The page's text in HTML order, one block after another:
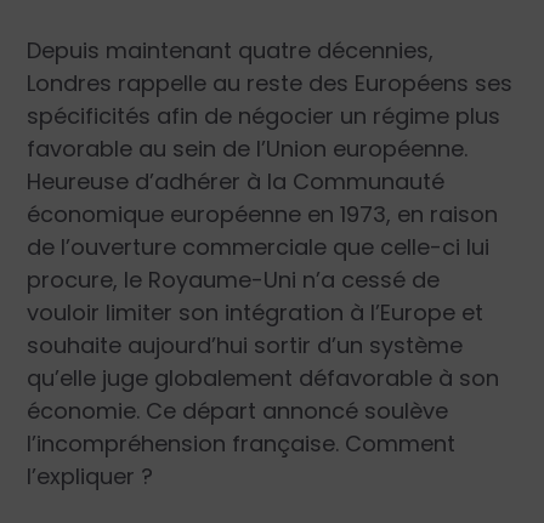
Depuis maintenant quatre décennies,
Londres rappelle au reste des Européens ses
spécificités afin de négocier un régime plus
favorable au sein de l’Union européenne.
Heureuse d’adhérer à la Communauté
économique européenne en 1973, en raison
de l’ouverture commerciale que celle-ci lui
procure, le Royaume-Uni n’a cessé de
vouloir limiter son intégration à l’Europe et
souhaite aujourd’hui sortir d’un système
qu’elle juge globalement défavorable à son
économie. Ce départ annoncé soulève
l’incompréhension française. Comment
l’expliquer ?